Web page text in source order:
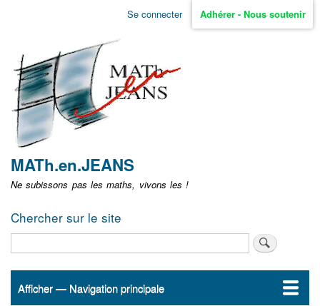
Aller
non
identifié
Se connecter Adhérer - Nous soutenir
MATh.en.JEANS
Ne subissons pas les maths, vivons les !
Chercher sur le site
Navigation
Afficher — Navigation principale